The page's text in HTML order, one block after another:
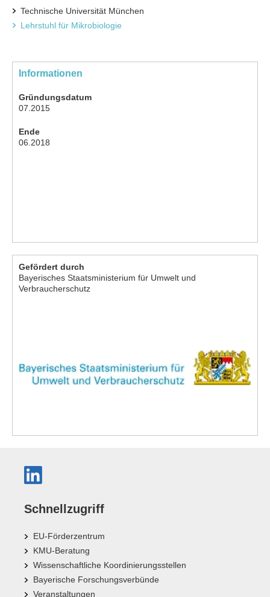
Technische Universität München
Lehrstuhl für Mikrobiologie
Informationen
Gründungsdatum
07.2015
Ende
06.2018
Gefördert durch
Bayerisches Staatsministerium für Umwelt und
Verbraucherschutz
Schnellzugriff
EU-Förderzentrum
KMU-Beratung
Wissenschaftliche Koordinierungsstellen
Bayerische Forschungsverbünde
Veranstaltungen